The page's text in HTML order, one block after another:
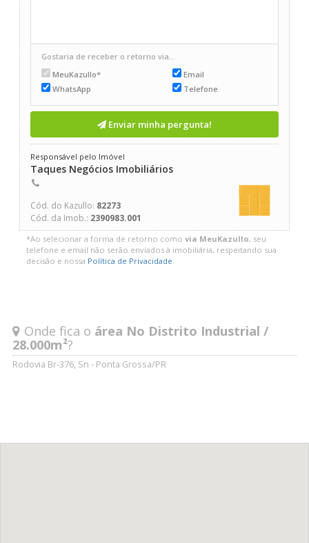
Gostaria de receber o retorno via...
MeuKazullo*
Email
WhatsApp
Telefone
Enviar minha pergunta!
Responsável pelo Imóvel
Taques Negócios Imobiliários
Cód. do Kazullo: 82273
Cód. da Imob.: 2390983.001
*Ao selecionar a forma de retorno comovia MeuKazullo, seu
telefone e email não serão enviados à imobiliária, respeitando sua
decisão e nossa Política de Privacidade.
Onde fica o área No Distrito Industrial /
28.000m²?
Rodovia Br-376, Sn - Ponta Grossa/PR